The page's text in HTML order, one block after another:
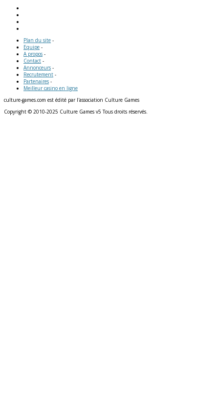
Plan du site -
Equipe -
A propos -
Contact -
Annonceurs -
Recrutement -
Partenaires -
Meilleur casino en ligne
culture-games.com est édité par l'association Culture Games
Copyright © 2010-2025 Culture Games v5 Tous droits réservés.